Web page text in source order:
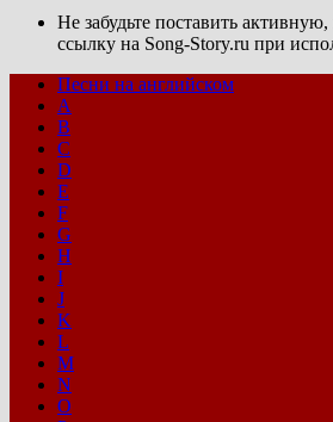
Не забудьте поставить
ссылку на Song-Story.ru при
Песни на английском
A
B
C
D
E
F
G
H
I
J
K
L
M
N
O